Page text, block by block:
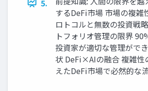
5.
するDeFi市場 市場の複雑
ロトコルと無数の投資戦
トフォリオ管理の限界
投資家が適切な管理がで
状 DeFi×AIの融合 複雑性
えたDeFi市場で必然的な